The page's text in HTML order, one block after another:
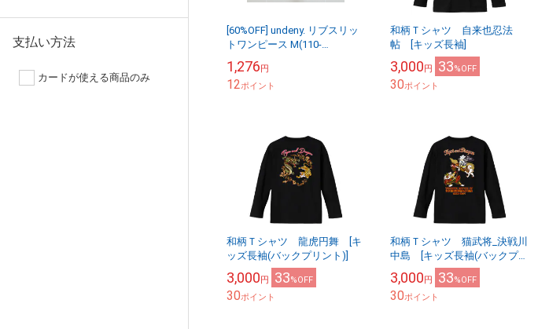
支払い方法
カードが使える商品のみ
[60%OFF] undeny. リブスリッ
トワンピース M(110-
1,276円
12ポイント
和柄Ｔシャツ 自来也忍法
帖 [キッズ長袖]
3,000円 33%OFF
30ポイント
和柄Ｔシャツ 龍虎円舞 [キ
ッズ長袖(バックプリント)]
3,000円 33%OFF
30ポイント
和柄Ｔシャツ 猫武将_決戦川
中島 [キッズ長袖(バックプリ
3,000円 33%OFF
30ポイント